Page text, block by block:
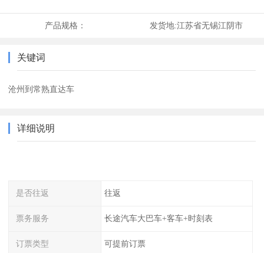
产品规格： 发货地:江苏省无锡江阴市
关键词
沧州到常熟直达车
详细说明
是否往返 往返
票务服务 长途汽车大巴车+客车+时刻表
订票类型 可提前订票